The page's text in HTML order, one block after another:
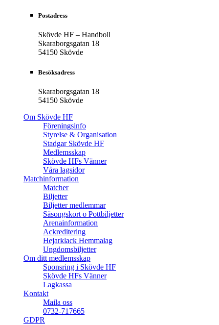
Postadress
Skövde HF – Handboll
Skaraborgsgatan 18
54150 Skövde
Besöksadress
Skaraborgsgatan 18
54150 Skövde
Om Skövde HF
Föreningsinfo
Styrelse & Organisation
Stadgar Skövde HF
Medlemsskap
Skövde HFs Vänner
Våra lagsidor
Matchinformation
Matcher
Biljetter
Biljetter medlemmar
Säsongskort o Pottbiljetter
Arenainformation
Ackreditering
Hejarklack Hemmalag
Ungdomsbiljetter
Om ditt medlemsskap
Sponsring i Skövde HF
Skövde HFs Vänner
Lagkassa
Kontakt
Maila oss
0732-717665
GDPR